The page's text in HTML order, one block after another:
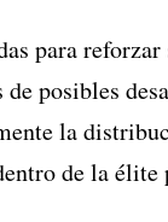
para
posibles
la
de la